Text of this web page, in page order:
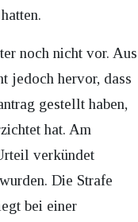
noch nicht vor. Aus
jedoch hervor, dass
gestellt haben,
hat. Am
verkündet
Die Strafe
bei einer